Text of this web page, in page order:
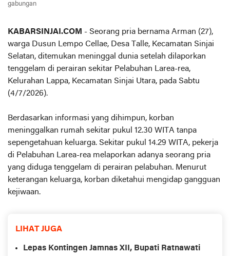
gabungan
KABARSINJAI.COM - Seorang pria bernama Arman (27),
warga Dusun Lempo Cellae, Desa Talle, Kecamatan Sinjai
Selatan, ditemukan meninggal dunia setelah dilaporkan
tenggelam di perairan sekitar Pelabuhan Larea-rea,
Kelurahan Lappa, Kecamatan Sinjai Utara, pada Sabtu
(4/7/2026).
Berdasarkan informasi yang dihimpun, korban
meninggalkan rumah sekitar pukul 12.30 WITA tanpa
sepengetahuan keluarga. Sekitar pukul 14.29 WITA, pekerja
di Pelabuhan Larea-rea melaporkan adanya seorang pria
yang diduga tenggelam di perairan pelabuhan. Menurut
keterangan keluarga, korban diketahui mengidap gangguan
kejiwaan.
LIHAT JUGA
Lepas Kontingen Jamnas XII, Bupati Ratnawati